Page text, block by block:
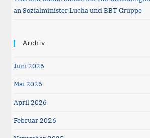
an Sozialminister Lucha und BBT-Gruppe
Archiv
Juni 2026
Mai 2026
April 2026
Februar 2026